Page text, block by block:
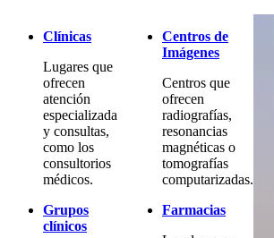
Clínicas
Lugares que
ofrecen
atención
especializada
y consultas,
como los
consultorios
médicos.
Grupos
clínicos
Centros de
Imágenes
Centros que
ofrecen
radiografías,
resonancias
magnéticas o
tomografías
computarizadas.
Farmacias